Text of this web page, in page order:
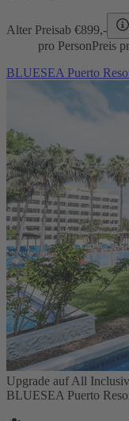
Alter Preisab €899,-
pro PersonPreis
BLUESEA Puerto
Upgrade auf All
BLUESEA Puerto